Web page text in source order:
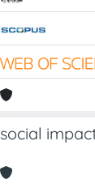
social